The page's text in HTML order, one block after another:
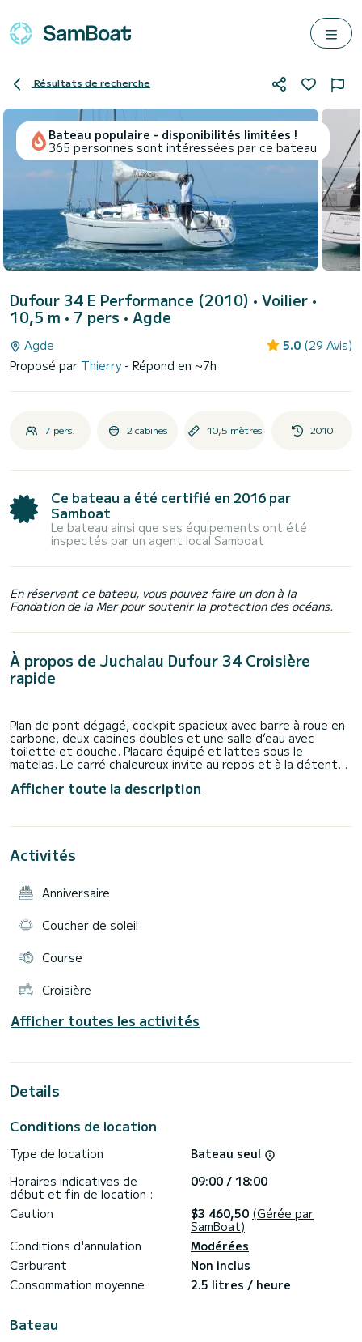
Résultats de recherche
Bateau populaire - disponibilités limitées !
365 personnes sont intéressées par ce bateau
Dufour 34 E Performance (2010) • Voilier •
10,5 m • 7 pers • Agde
Agde 5.0 (29 Avis)
Proposé par Thierry - Répond en ~7h
7 pers. 2 cabines 10,5 mètres 2010
Ce bateau a été certifié en 2016 par
Samboat
Le bateau ainsi que ses équipements ont été
inspectés par un agent local Samboat
En réservant ce bateau, vous pouvez faire un don à la
Fondation de la Mer pour soutenir la protection des océans.
À propos de Juchalau Dufour 34 Croisière
rapide
Plan de pont dégagé, cockpit spacieux avec barre à roue en
carbone, deux cabines doubles et une salle d’eau avec
toilette et douche. Placard équipé et lattes sous le
matelas. Le carré chaleureux invite au repos et à la détente ;
de rangement et la table à carte étudiée pour une
1 asymétrique) ainsi qu’une annexe avec moteur 3,5CV.
ses avantages tant en régate qu'en en plaisance en famille
Possibilité de louer le bateau avec supplément
Possibilité d’aller simple sur demande.
Table en teck sur mesure à placer dans le cockpit quand
Afficher toute la description
Activités
Anniversaire
Coucher de soleil
Course
Croisière
Afficher toutes les activités
Details
Conditions de location
Type de location
Bateau seul
Horaires indicatives de
début et fin de location :
09:00 / 18:00
Caution
$3 460,50 (Gérée par
SamBoat)
Conditions d'annulation
Modérées
Carburant
Non inclus
Consommation moyenne
2.5 litres / heure
Bateau